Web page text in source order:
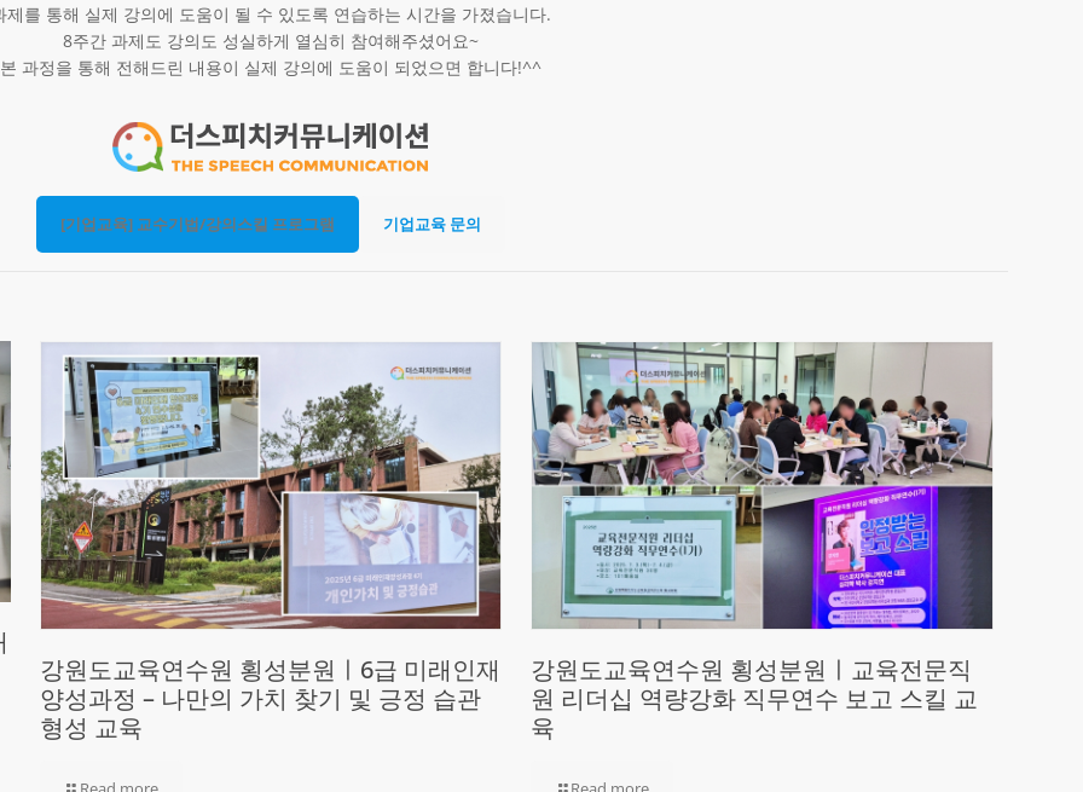
제를 통해 실제 강의에 도움이 될 수 있도록 연습하는 시간을 가졌습니다.
8주간 과제도 강의도 성실하게 열심히 참여해주셨어요~
본 과정을 통해 전해드린 내용이 실제 강의에 도움이 되었으면 합니다!^^
[기업교육] 교수기법/강의스킬 프로그램 기업교육 문의
강원도교육연수원 횡성분원ㅣ6급 미래인재
양성과정 – 나만의 가치 찾기 및 긍정 습관
형성 교육
강원도교육연수원 횡성분원ㅣ교육전문직
원 리더십 역량강화 직무연수 보고 스킬 교
육